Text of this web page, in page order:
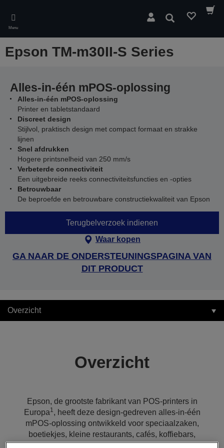
main
content
Menu
Zoeken
Epson TM-m30II-S Series
Alles-in-één mPOS-oplossing
Alles-in-één mPOS-oplossing
Printer en tabletstandaard
Discreet design
Stijlvol, praktisch design met compact formaat en strakke
lijnen
Snel afdrukken
Hogere printsnelheid van 250 mm/s
Verbeterde connectiviteit
Een uitgebreide reeks connectiviteitsfuncties en -opties
Betrouwbaar
De beproefde en betrouwbare constructiekwaliteit van Epson
Terugbelverzoek indienen
Waar kopen
GA NAAR DE ONDERSTEUNINGSPAGINA VAN
DIT PRODUCT
Overzicht
Overzicht
Epson, de grootste fabrikant van POS-printers in
Europa1, heeft deze design-gedreven alles-in-één
mPOS-oplossing ontwikkeld voor speciaalzaken,
boetiekjes, kleine restaurants, cafés, koffiebars,
delicatessenzaken, pop-ups en voedseltrucks. Hij kan